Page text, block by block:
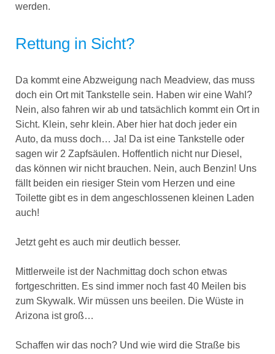
werden.
Rettung in Sicht?
Da kommt eine Abzweigung nach Meadview, das muss
doch ein Ort mit Tankstelle sein. Haben wir eine Wahl?
Nein, also fahren wir ab und tatsächlich kommt ein Ort in
Sicht. Klein, sehr klein. Aber hier hat doch jeder ein
Auto, da muss doch… Ja! Da ist eine Tankstelle oder
sagen wir 2 Zapfsäulen. Hoffentlich nicht nur Diesel,
das können wir nicht brauchen. Nein, auch Benzin! Uns
fällt beiden ein riesiger Stein vom Herzen und eine
Toilette gibt es in dem angeschlossenen kleinen Laden
auch!
Jetzt geht es auch mir deutlich besser.
Mittlerweile ist der Nachmittag doch schon etwas
fortgeschritten. Es sind immer noch fast 40 Meilen bis
zum Skywalk. Wir müssen uns beeilen. Die Wüste in
Arizona ist groß…
Schaffen wir das noch? Und wie wird die Straße bis